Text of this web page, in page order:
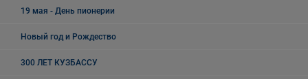
19 мая - День пионерии
Новый год и Рождество
300 ЛЕТ КУЗБАССУ